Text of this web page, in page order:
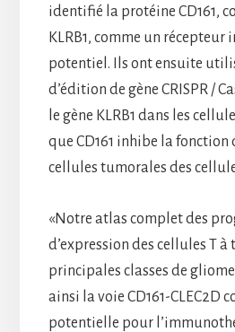
identifié la protéine CD161,
KLRB1, comme un
potentiel. Ils ont ensuite
d’édition de gène CRISPR /
le gène KLRB1 dans les
que CD161 inhibe la fonction
cellules tumorales des
«Notre atlas complet des
d’expression des cellules T à
principales classes de
ainsi la voie CD161-CLEC2D
potentielle pour